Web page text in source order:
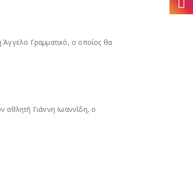
Άγγελο Γραμματικό, ο οποίος θα
αθλητή Γιάννη Ιωαννίδη, ο